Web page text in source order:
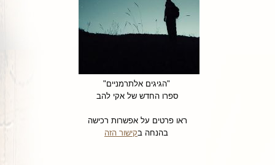
"הגיגים אלתרמניים"
ספרו החדש של אקי להב
ראו פרטים על אפשרות רכישה
בהנחה בקישור הזה